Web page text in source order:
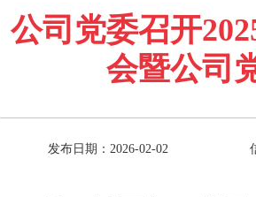
公司党委召开
会暨公司
发布日期：2026-02-02